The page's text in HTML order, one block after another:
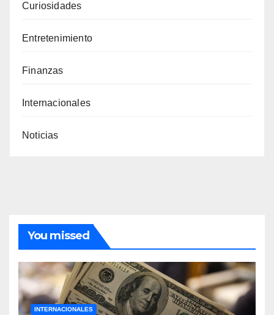
Curiosidades
Entretenimiento
Finanzas
Internacionales
Noticias
You missed
INTERNACIONALES